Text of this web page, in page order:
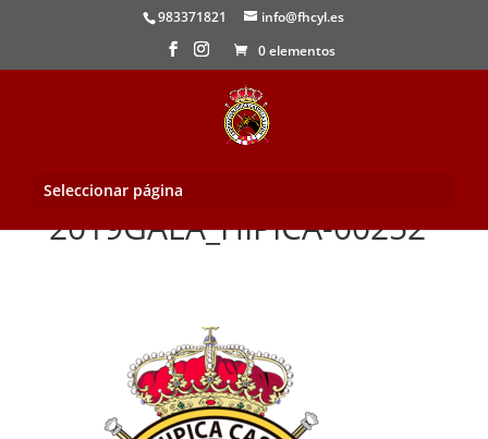
983371821
info@fhcyl.es
0 elementos
Seleccionar página
2019GALA_HIPICA-00252